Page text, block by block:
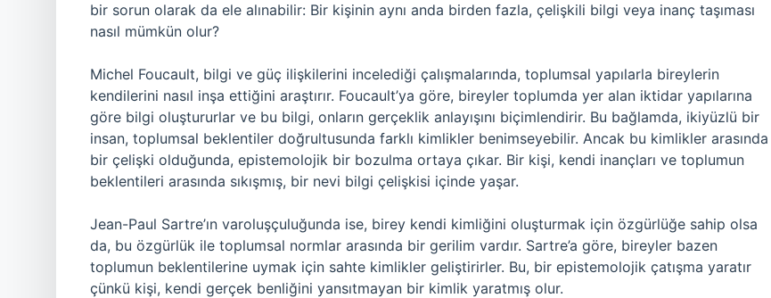
bir sorun olarak da ele alınabilir: Bir kişinin aynı anda birden fazla, çelişkili bilgi veya inanç taşıması
nasıl mümkün olur?
Michel Foucault, bilgi ve güç ilişkilerini incelediği çalışmalarında, toplumsal yapılarla bireylerin
kendilerini nasıl inşa ettiğini araştırır. Foucault’ya göre, bireyler toplumda yer alan iktidar yapılarına
göre bilgi oluştururlar ve bu bilgi, onların gerçeklik anlayışını biçimlendirir. Bu bağlamda, ikiyüzlü bir
insan, toplumsal beklentiler doğrultusunda farklı kimlikler benimseyebilir. Ancak bu kimlikler arasında
bir çelişki olduğunda, epistemolojik bir bozulma ortaya çıkar. Bir kişi, kendi inançları ve toplumun
beklentileri arasında sıkışmış, bir nevi bilgi çelişkisi içinde yaşar.
Jean-Paul Sartre’ın varoluşçuluğunda ise, birey kendi kimliğini oluşturmak için özgürlüğe sahip olsa
da, bu özgürlük ile toplumsal normlar arasında bir gerilim vardır. Sartre’a göre, bireyler bazen
toplumun beklentilerine uymak için sahte kimlikler geliştirirler. Bu, bir epistemolojik çatışma yaratır
çünkü kişi, kendi gerçek benliğini yansıtmayan bir kimlik yaratmış olur.